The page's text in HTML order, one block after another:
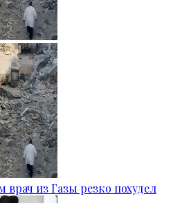
из Газы резко похудел